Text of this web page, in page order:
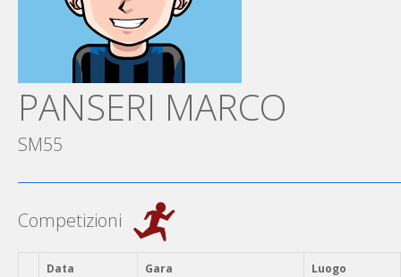
PANSERI MARCO
SM55
Competizioni
Data Gara Luogo